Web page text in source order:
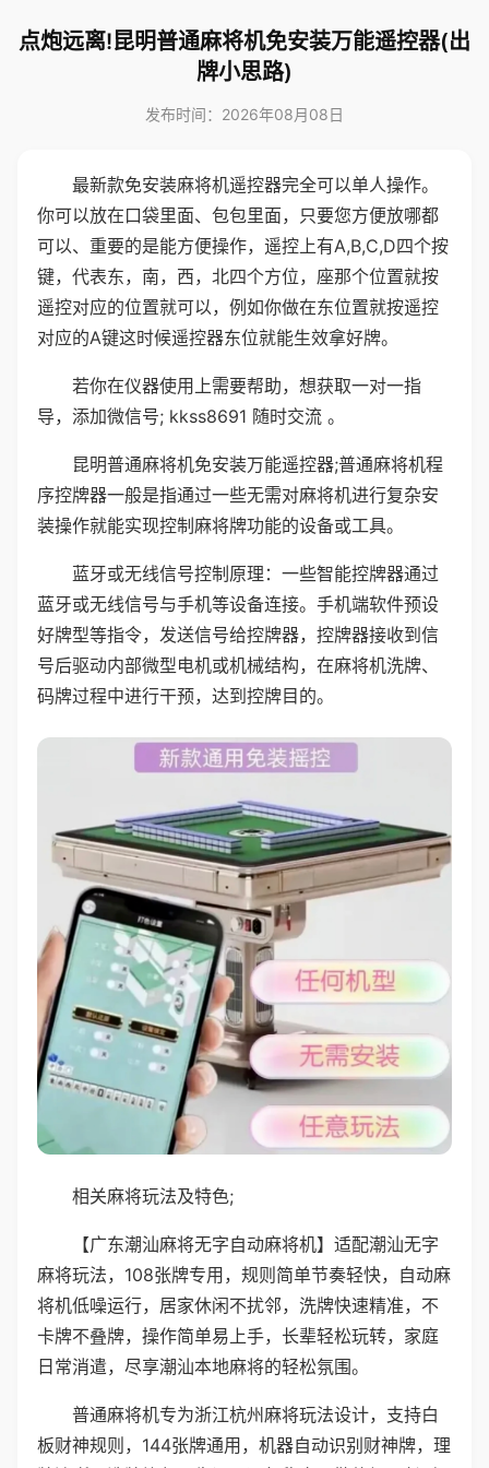
点炮远离!昆明普通麻将机免安装万能遥控器(出
牌小思路)
发布时间：2026年08月08日
最新款免安装麻将机遥控器完全可以单人操作。
你可以放在口袋里面、包包里面，只要您方便放哪都
可以、重要的是能方便操作，遥控上有A,B,C,D四个按
键，代表东，南，西，北四个方位，座那个位置就按
遥控对应的位置就可以，例如你做在东位置就按遥控
对应的A键这时候遥控器东位就能生效拿好牌。
若你在仪器使用上需要帮助，想获取一对一指
导，添加微信号; kkss8691 随时交流 。
昆明普通麻将机免安装万能遥控器;普通麻将机程
序控牌器一般是指通过一些无需对麻将机进行复杂安
装操作就能实现控制麻将牌功能的设备或工具。
蓝牙或无线信号控制原理：一些智能控牌器通过
蓝牙或无线信号与手机等设备连接。手机端软件预设
好牌型等指令，发送信号给控牌器，控牌器接收到信
号后驱动内部微型电机或机械结构，在麻将机洗牌、
码牌过程中进行干预，达到控牌目的。
相关麻将玩法及特色;
【广东潮汕麻将无字自动麻将机】适配潮汕无字
麻将玩法，108张牌专用，规则简单节奏轻快，自动麻
将机低噪运行，居家休闲不扰邻，洗牌快速精准，不
卡牌不叠牌，操作简单易上手，长辈轻松玩转，家庭
日常消遣，尽享潮汕本地麻将的轻松氛围。
普通麻将机专为浙江杭州麻将玩法设计，支持白
板财神规则，144张牌通用，机器自动识别财神牌，理